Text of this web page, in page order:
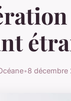
•8 décembre